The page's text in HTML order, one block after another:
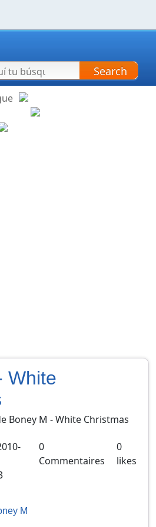
Search
White
Boney M -White Christmas
0
Commentaires
0
likes
M